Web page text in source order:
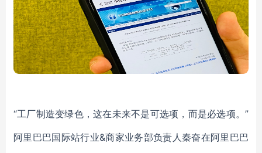
“工厂制造变绿色，这在未来不是可选项，而是必选项。”
阿里巴巴国际站行业&商家业务部负责人秦奋在阿里巴巴